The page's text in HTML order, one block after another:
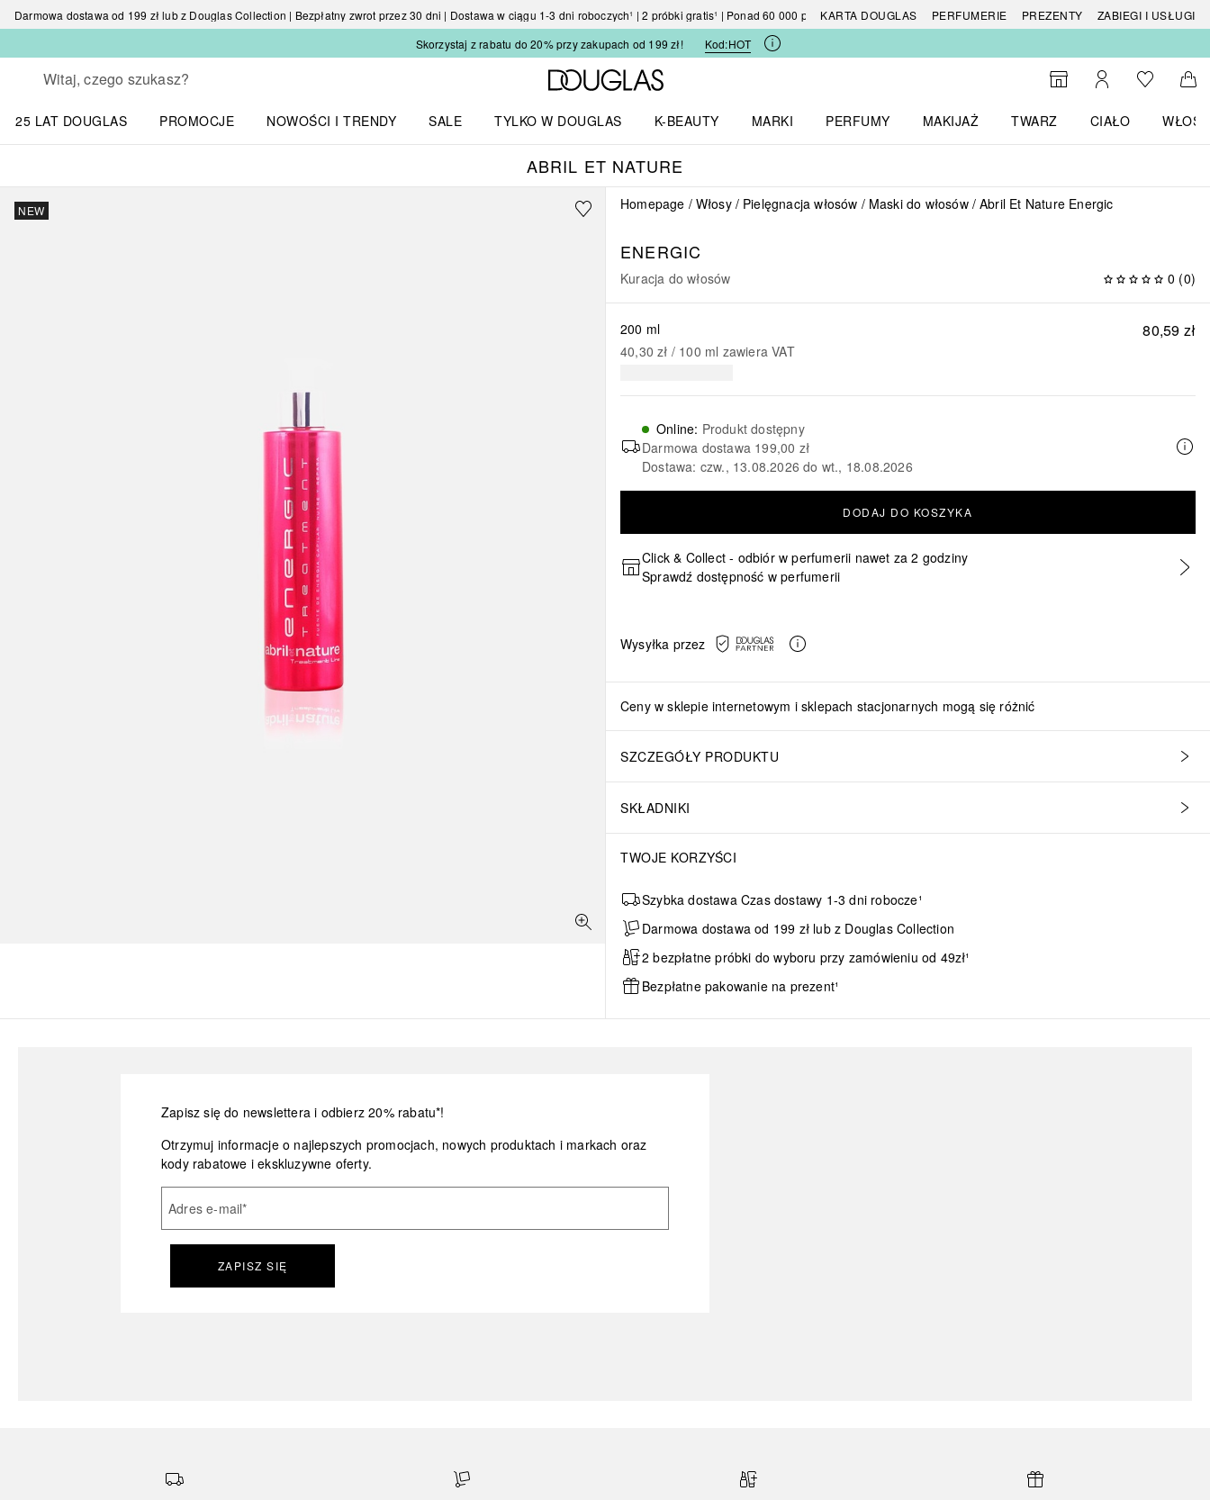
Darmowa dostawa od 199 zł lub z Douglas Collection | Bezpłatny zwrot przez 30 dni | Dostawa w ciągu 1-3 dni roboczych¹ | 2 próbki gratis¹ | Ponad 60 000 produktówKARTA DOUGLAS PERFUMERIE PREZENTY
ZABIEGI I USŁUGI
Skorzystaj z rabatu do 20% przy zakupach od 199 zł!
Kod:HOT
Wracać
Wykonaj wyszukiwanie
Strona główna Douglas
Do wyszukiwarki
Moje kontoDo listyDo
25 LAT DOUGLAS
PROMOCJE
NOWOŚCI I TRENDY
SALE
TYLKO W DOUGLAS
K-BEAUTY
MARKI
PERFUMY
MAKIJAŻ
TWARZ
CIAŁO
WŁOSY
ABRIL ET NATURE
NEW Homepage Włosy Pielęgnacja włosów Maski do włosów Abril Et Nature Energic
ENERGIC
Kuracja do włosów 0 (0)
80,59 zł
200 ml
40,30 zł / 100 ml zawiera VAT
Online: Produkt dostępny
Darmowa dostawa 199,00 zł
Dostawa: czw., 13.08.2026 do wt., 18.08.2026
DODAJ DO KOSZYKA
Click & Collect - odbiór w perfumerii nawet za 2 godziny
Sprawdź dostępność w perfumerii
Wysyłka przez
Ceny w sklepie internetowym i sklepach stacjonarnych mogą się różnić
SZCZEGÓŁY PRODUKTU
SKŁADNIKI
TWOJE KORZYŚCI
Szybka dostawa Czas dostawy 1-3 dni robocze¹
Darmowa dostawa od 199 zł lub z Douglas Collection
2 bezpłatne próbki do wyboru przy zamówieniu od 49zł¹
Bezpłatne pakowanie na prezent¹
Zapisz się do newslettera i odbierz 20% rabatu*!
Otrzymuj informacje o najlepszych promocjach, nowych produktach i markach oraz
kody rabatowe i ekskluzywne oferty.
Adres e-mail*
ZAPISZ SIĘ